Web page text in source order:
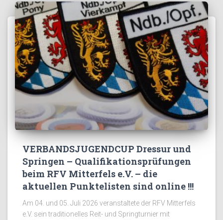
VERBANDSJUGENDCUP Dressur und
Springen – Qualifikationsprüfungen
beim RFV Mitterfels e.V. – die
aktuellen Punktelisten sind online !!!
Am 04. und 05. Juli 2026 veranstaltete der RFV Mitterfels
e.V. sein traditionelles Reit- und Springturnier mit